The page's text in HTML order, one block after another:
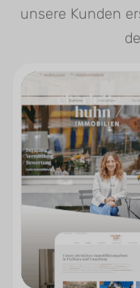
unsere Kunden